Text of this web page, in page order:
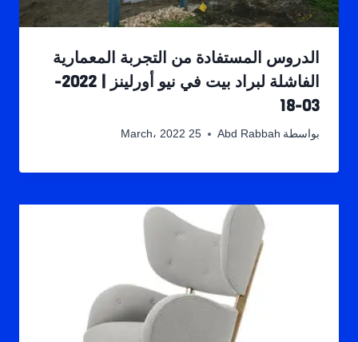
الدروس المستفادة من التجربة المعمارية
الفاشلة لبراد بيت في نيو أورلينز | 2022-
03-18
بواسطة Abd Rabbah 25 March، 2022